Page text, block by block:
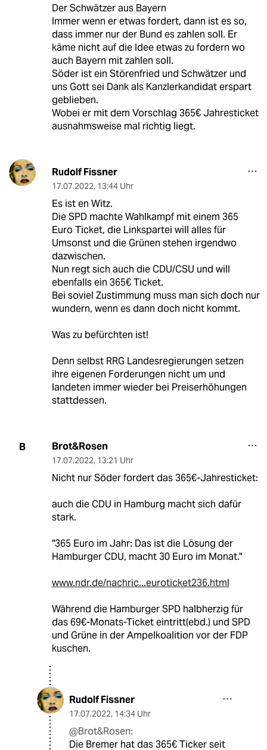
Der Schwätzer aus Bayern
Immer wenn er etwas fordert, dann ist es so,
dass immer nur der Bund es zahlen soll. Er
käme nicht auf die Idee etwas zu fordern wo
auch Bayern mit zahlen soll.
Söder ist ein Störenfried und Schwätzer und
uns Gott sei Dank als Kanzlerkandidat erspart
geblieben.
Wobei er mit dem Vorschlag 365€ Jahresticket
ausnahmsweise mal richtig liegt.
Rudolf Fissner
17.07.2022, 13:44 Uhr
Es ist en Witz.
Die SPD machte Wahlkampf mit einem 365
Euro Ticket, die Linkspartei will alles für
Umsonst und die Grünen stehen irgendwo
dazwischen.
Nun regt sich auch die CDU/CSU und will
ebenfalls ein 365€ Ticket.
Bei soviel Zustimmung muss man sich doch nur
wundern, wenn es dann doch nicht kommt.
Was zu befürchten ist!
Denn selbst RRG Landesregierungen setzen
ihre eigenen Forderungen nicht um und
landeten immer wieder bei Preiserhöhungen
stattdessen.
B Brot&Rosen
17.07.2022, 13:21 Uhr
Nicht nur Söder fordert das 365€-Jahresticket:
auch die CDU in Hamburg macht sich dafür
stark.
"365 Euro im Jahr: Das ist die Lösung der
Hamburger CDU, macht 30 Euro im Monat."
www.ndr.de/nachric...euroticket236.html
Während die Hamburger SPD halbherzig für
das 69€-Monats-Ticket eintritt(ebd.) und SPD
und Grüne in der Ampelkoalition vor der FDP
kuschen.
Rudolf Fissner
17.07.2022, 14:34 Uhr
@Brot&Rosen:
Die Bremer hat das 365€ Ticker seit